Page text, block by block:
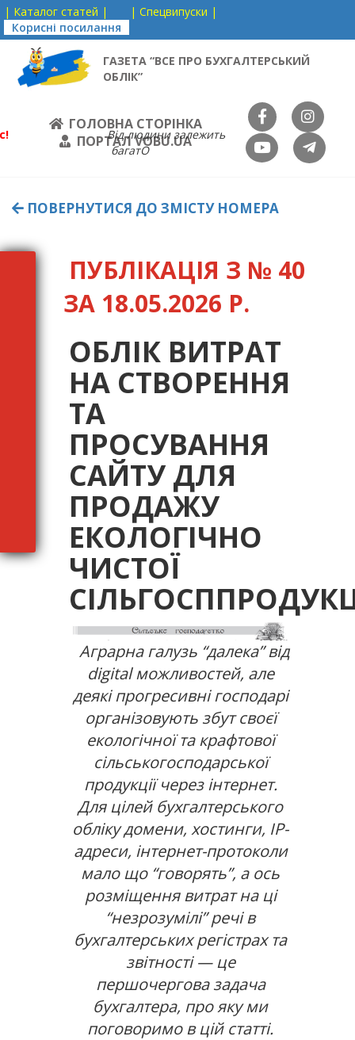
| Каталог статей |
| Спецвипуски |
Корисні посилання
ГАЗЕТА “ВСЕ ПРО БУХГАЛТЕРСЬКИЙ
ОБЛІК”
ГОЛОВНА СТОРІНКА
ПОРТАЛ VOBU.UA
Від людини залежить
багатО
ПОВЕРНУТИСЯ ДО ЗМІСТУ НОМЕРА
ПУБЛІКАЦІЯ З № 40
ЗА 18.05.2026 Р.
ОБЛІК ВИТРАТ
НА СТВОРЕННЯ
ТА
ПРОСУВАННЯ
САЙТУ ДЛЯ
ПРОДАЖУ
ЕКОЛОГІЧНО
ЧИСТОЇ
Аграрна галузь “далека” від
digital можливостей, але
деякі прогресивні господарі
організовують збут своєї
екологічної та крафтової
сільськогосподарської
продукції через інтернет.
Для цілей бухгалтерського
обліку домени, хостинги, IP-
адреси, інтернет-протоколи
мало що “говорять”, а ось
розміщення витрат на ці
“незрозумілі” речі в
бухгалтерських регістрах та
звітності — це
першочергова задача
бухгалтера, про яку ми
поговоримо в цій статті.